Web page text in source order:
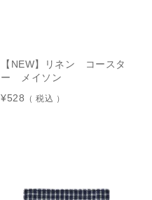
【NEW】リネン コースタ
ー メイソン
¥528 税込